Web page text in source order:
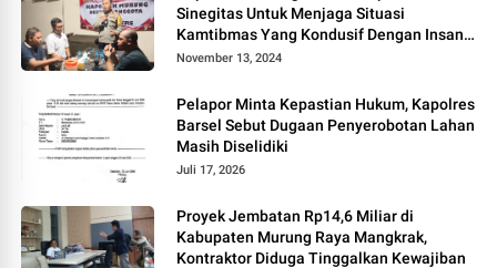
Sinegitas Untuk Menjaga Situasi
Kamtibmas Yang Kondusif Dengan Insan
Pers
November 13, 2024
Pelapor Minta Kepastian Hukum, Kapolres
Barsel Sebut Dugaan Penyerobotan Lahan
Masih Diselidiki
Juli 17, 2026
Proyek Jembatan Rp14,6 Miliar di
Kabupaten Murung Raya Mangkrak,
Kontraktor Diduga Tinggalkan Kewajiban